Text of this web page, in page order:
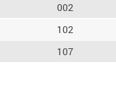
002
102
107